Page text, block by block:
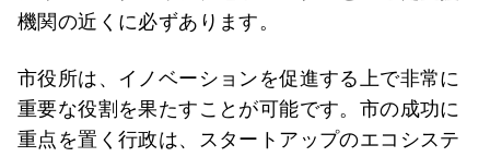
機関の近くに必ずあります。
市役所は、イノベーションを促進する上で非常に
重要な役割を果たすことが可能です。市の成功に
重点を置く行政は、スタートアップのエコシステ